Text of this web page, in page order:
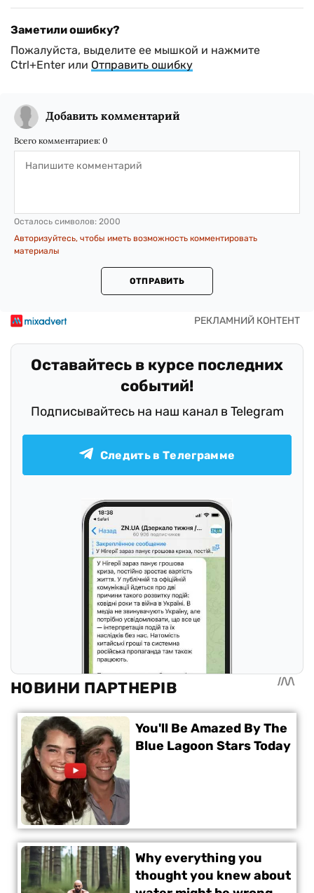
Заметили ошибку?
Пожалуйста, выделите ее мышкой и нажмите
Ctrl+Enter или Отправить ошибку
Добавить комментарий
Всего комментариев: 0
Осталось символов: 2000
Авторизуйтесь, чтобы иметь возможность комментировать
материалы
ОТПРАВИТЬ
Оставайтесь в курсе последних
событий!
Подписывайтесь на наш канал в Telegram
Следить в Телеграмме